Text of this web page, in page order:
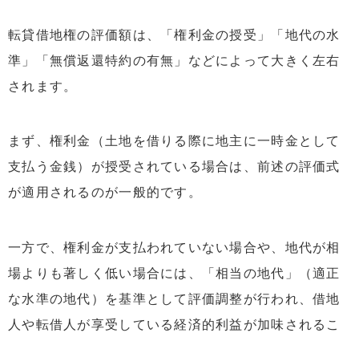
転貸借地権の評価額は、「権利金の授受」「地代の水
準」「無償返還特約の有無」などによって大きく左右
されます。
まず、権利金（土地を借りる際に地主に一時金として
支払う金銭）が授受されている場合は、前述の評価式
が適用されるのが一般的です。
一方で、権利金が支払われていない場合や、地代が相
場よりも著しく低い場合には、「相当の地代」（適正
な水準の地代）を基準として評価調整が行われ、借地
人や転借人が享受している経済的利益が加味されるこ